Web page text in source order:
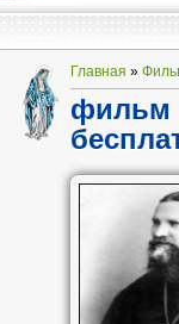
Главная »
фильм